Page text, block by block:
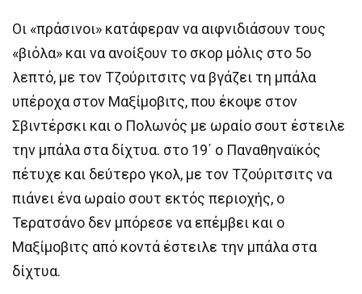
Οι «πράσινοι» κατάφεραν να αιφνιδιάσουν τους
«βιόλα» και να ανοίξουν το σκορ μόλις στο 5ο
λεπτό, με τον Τζούριτσιτς να βγάζει τη μπάλα
υπέροχα στον Μαξίμοβιτς, που έκοψε στον
Σβιντέρσκι και ο Πολωνός με ωραίο σουτ έστειλε
την μπάλα στα δίχτυα. στο 19΄ ο Παναθηναϊκός
πέτυχε και δεύτερο γκολ, με τον Τζούριτσιτς να
πιάνει ένα ωραίο σουτ εκτός περιοχής, ο
Τερατσάνο δεν μπόρεσε να επέμβει και ο
Μαξίμοβιτς από κοντά έστειλε την μπάλα στα
δίχτυα.